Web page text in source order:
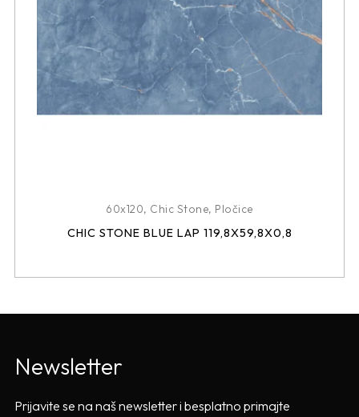
60x120, Chic Stone, Pločice
CHIC STONE BLUE LAP 119,8X59,8X0,8
Newsletter
Prijavite se na naš newsletter i besplatno primajte